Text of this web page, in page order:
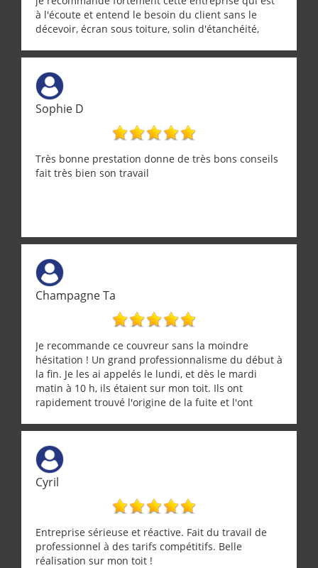
à l'écoute et entend le besoin du client sans le
décevoir, écran sous toiture, solin d'étanchéité,
récupérateur d'eau, tout a été parfaitement mis en
œuvre sans besoin d'y revenir. confiance assurée.
Sophie D
Très bonne prestation donne de très bons conseils
fait très bien son travail
Champagne Ta
Je recommande ce couvreur sans la moindre
hésitation ! Un grand professionnalisme du début à
la fin. Je les ai appelés le lundi, et dès le mardi
matin à 10 h, ils étaient sur mon toit. Ils ont
rapidement trouvé l'origine de la fuite et l'ont
Une équipe sérieuse, réactive et compétente. C'est
vraiment rassurant de pouvoir compter sur des
artisans aussi professionnels. Merci encore !
Cyril
Entreprise sérieuse et réactive. Fait du travail de
professionnel à des tarifs compétitifs. Belle
réalisation sur mon toit !